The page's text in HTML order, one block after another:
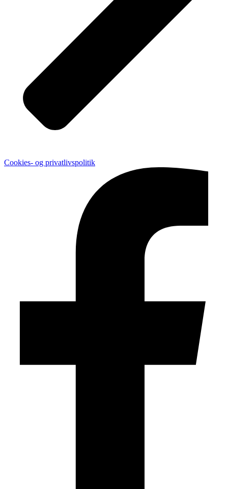
Cookies- og privatlivspolitik